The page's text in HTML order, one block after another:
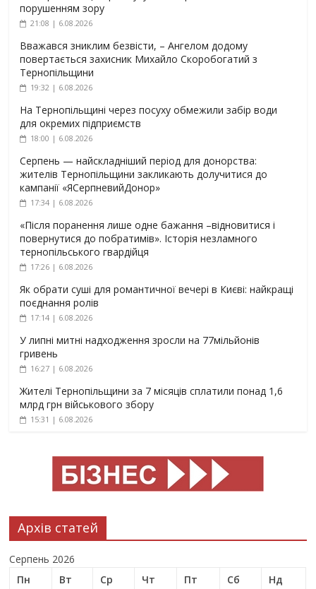
порушенням зору
21:08 | 6.08.2026
Вважався зниклим безвісти, – Ангелом додому
повертається захисник Михайло Скоробогатий з
Тернопільщини
19:32 | 6.08.2026
На Тернопільщині через посуху обмежили забір води
для окремих підприємств
18:00 | 6.08.2026
Серпень — найскладніший період для донорства:
жителів Тернопільщини закликають долучитися до
кампанії «ЯСерпневийДонор»
17:34 | 6.08.2026
«Після поранення лише одне бажання –відновитися і
повернутися до побратимів». Історія незламного
тернопільського гвардійця
17:26 | 6.08.2026
Як обрати суші для романтичної вечері в Києві: найкращі
поєднання ролів
17:14 | 6.08.2026
У липні митні надходження зросли на 77мільйонів
гривень
16:27 | 6.08.2026
Жителі Тернопільщини за 7 місяців сплатили понад 1,6
млрд грн військового збору
15:31 | 6.08.2026
Архів статей
Серпень 2026
Пн
Вт Ср Чт Пт Сб
Нд